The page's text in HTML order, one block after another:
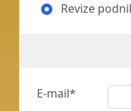
Revize
E-mail*